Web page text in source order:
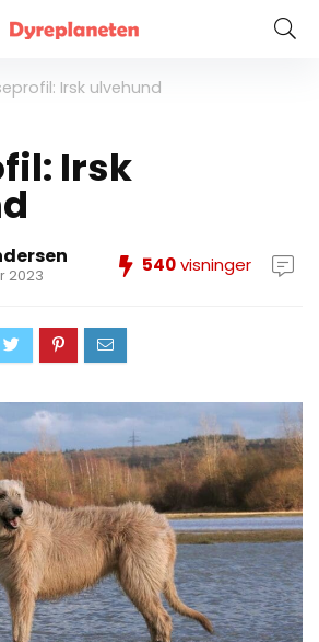
Irsk ulvehund
Irsk
2023 540visninger